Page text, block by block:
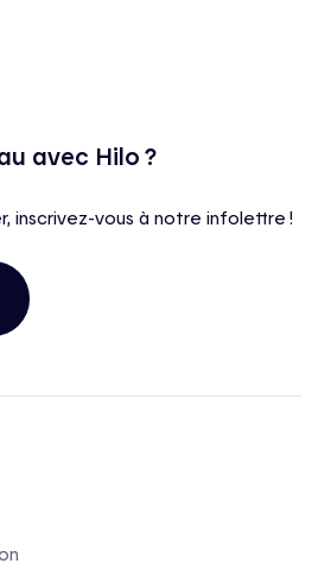
avec Hilo ?
inscrivez-vous à notre infolettre !